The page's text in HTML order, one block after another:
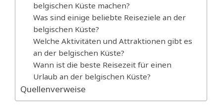
belgischen Küste machen?
Was sind einige beliebte Reiseziele an der
belgischen Küste?
Welche Aktivitäten und Attraktionen gibt es
an der belgischen Küste?
Wann ist die beste Reisezeit für einen
Urlaub an der belgischen Küste?
Quellenverweise